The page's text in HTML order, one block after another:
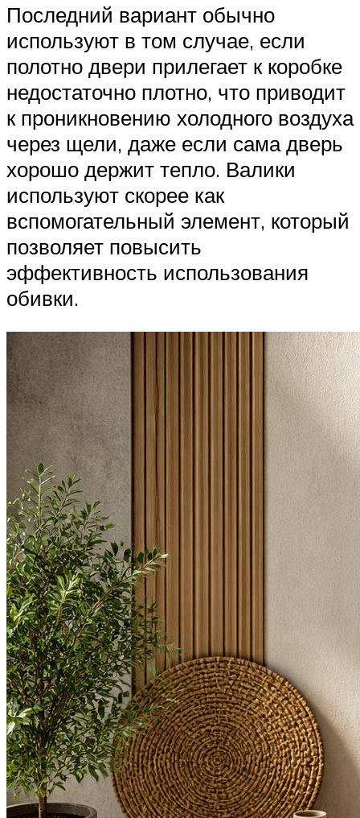
Последний вариант обычно
используют в том случае, если
полотно двери прилегает к коробке
недостаточно плотно, что приводит
к проникновению холодного воздуха
через щели, даже если сама дверь
хорошо держит тепло. Валики
используют скорее как
вспомогательный элемент, который
позволяет повысить
эффективность использования
обивки.